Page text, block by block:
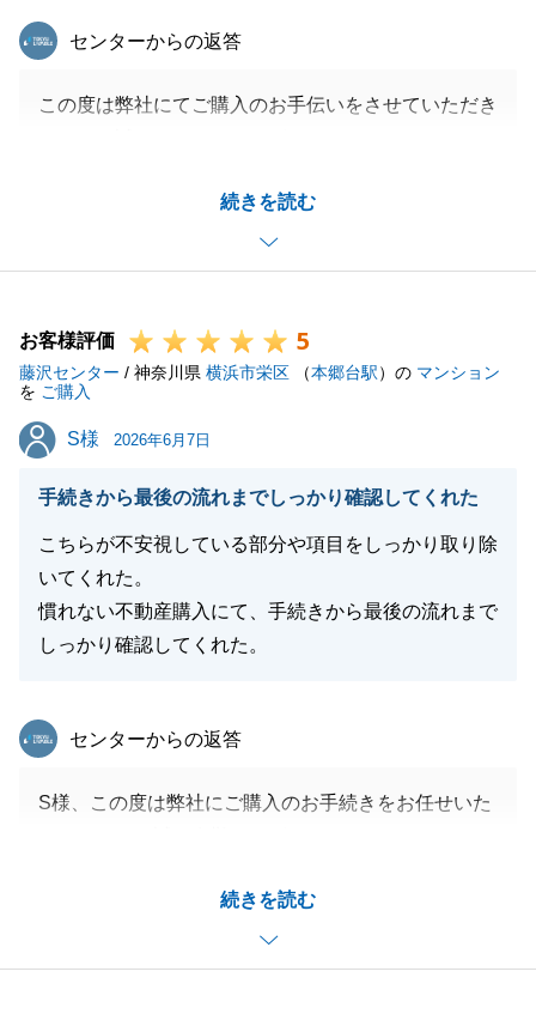
続きを読む
東急リバブル
センターからの返答
この度は弊社にてご購入のお手伝いをさせていただき
購入申込を頂いてからお引き渡しまで様々なことがあ
り、ご心配をおかけしたこともあったかと思います
ございました。
今後もまた何かお力添えできることがございました
ら、是非お気軽にお声掛けくださいませ。
引き続き、弊社を末永くご愛顧を賜りますよう、お願
Ｄ様のご健康とご多幸をお祈り申し上げます。
閉じる
お客様評価 5
藤沢センター / 神奈川県 横浜市栄区 （本郷台駅）の マンション
を ご購入
S様
S様 2026年6月7日
手続きから最後の流れまでしっかり確認してくれた
こちらが不安視している部分や項目をしっかり取り除
いてくれた。
慣れない不動産購入にて、手続きから最後の流れまで
しっかり確認してくれた。
続きを読む
東急リバブル
センターからの返答
S様、この度は弊社にご購入のお手続きをお任せいた
ましたこと、感謝申し上げます。
今後もご不明な点やご質問がございましたらお気軽に
ご連絡いただけますと幸いです。